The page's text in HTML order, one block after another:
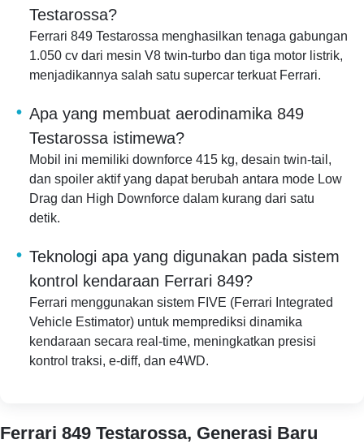
Testarossa?
Ferrari 849 Testarossa menghasilkan tenaga gabungan
1.050 cv dari mesin V8 twin-turbo dan tiga motor listrik,
menjadikannya salah satu supercar terkuat Ferrari.
Apa yang membuat aerodinamika 849
Testarossa istimewa?
Mobil ini memiliki downforce 415 kg, desain twin-tail,
dan spoiler aktif yang dapat berubah antara mode Low
Drag dan High Downforce dalam kurang dari satu
detik.
Teknologi apa yang digunakan pada sistem
kontrol kendaraan Ferrari 849?
Ferrari menggunakan sistem FIVE (Ferrari Integrated
Vehicle Estimator) untuk memprediksi dinamika
kendaraan secara real-time, meningkatkan presisi
kontrol traksi, e-diff, dan e4WD.
Ferrari 849 Testarossa, Generasi Baru